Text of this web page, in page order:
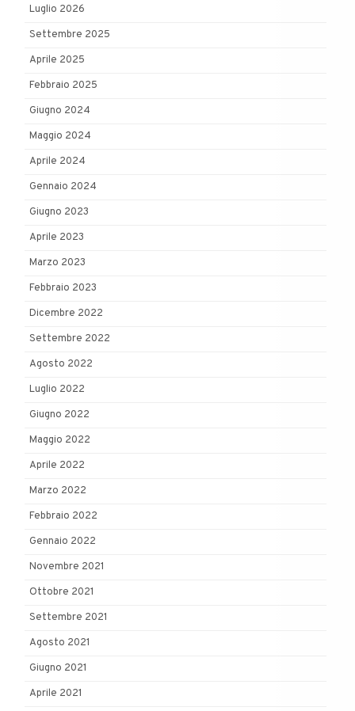
Luglio 2026
Settembre 2025
Aprile 2025
Febbraio 2025
Giugno 2024
Maggio 2024
Aprile 2024
Gennaio 2024
Giugno 2023
Aprile 2023
Marzo 2023
Febbraio 2023
Dicembre 2022
Settembre 2022
Agosto 2022
Luglio 2022
Giugno 2022
Maggio 2022
Aprile 2022
Marzo 2022
Febbraio 2022
Gennaio 2022
Novembre 2021
Ottobre 2021
Settembre 2021
Agosto 2021
Giugno 2021
Aprile 2021